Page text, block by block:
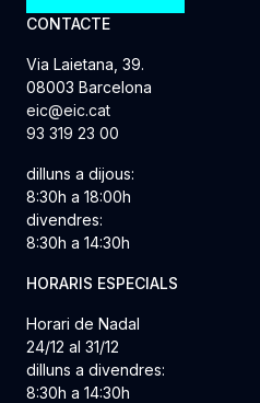
CONTACTE
Via Laietana, 39.
08003 Barcelona
eic@eic.cat
93 319 23 00
dilluns a dijous:
8:30h a 18:00h
divendres:
8:30h a 14:30h
HORARIS ESPECIALS
Horari de Nadal
24/12 al 31/12
dilluns a divendres:
8:30h a 14:30h